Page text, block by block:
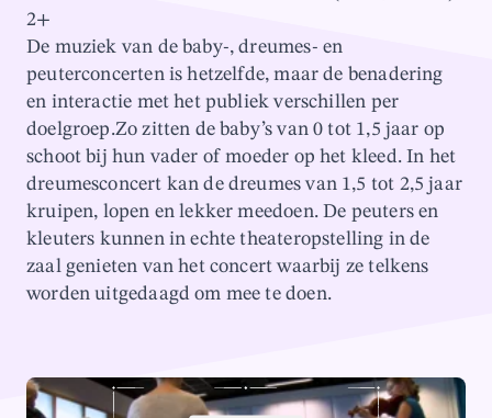
2+
De muziek van de baby-, dreumes- en
peuterconcerten is hetzelfde, maar de benadering
en interactie met het publiek verschillen per
doelgroep.Zo zitten de baby’s van 0 tot 1,5 jaar op
schoot bij hun vader of moeder op het kleed. In het
dreumesconcert kan de dreumes van 1,5 tot 2,5 jaar
kruipen, lopen en lekker meedoen. De peuters en
kleuters kunnen in echte theateropstelling in de
zaal genieten van het concert waarbij ze telkens
worden uitgedaagd om mee te doen.